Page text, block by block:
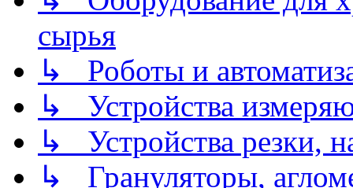
сырья
↳ Роботы и
↳ Устройства
↳ Устройства резки,
↳ Грануляторы,